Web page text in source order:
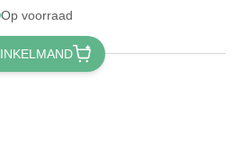
Op voorraad